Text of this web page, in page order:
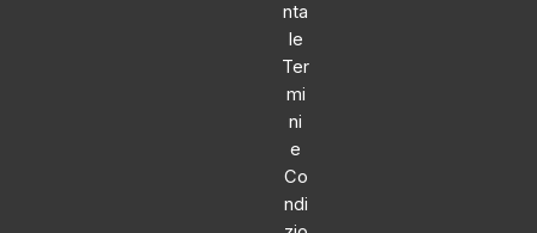
nta
le
Ter
mi
ni
e
Co
ndi